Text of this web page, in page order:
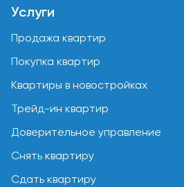
Услуги
Продажа квартир
Покупка квартир
Квартиры в новостройках
Трейд-ин квартир
Доверительное управление
Снять квартиру
Сдать квартиру